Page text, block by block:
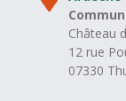
Château
12 rue
07330